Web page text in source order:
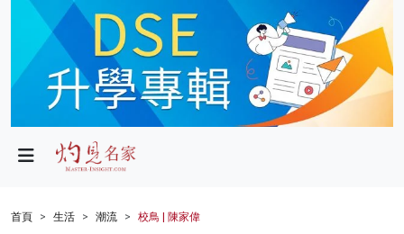
政局
財經
首頁 生活 潮流 校鳥 | 陳家偉